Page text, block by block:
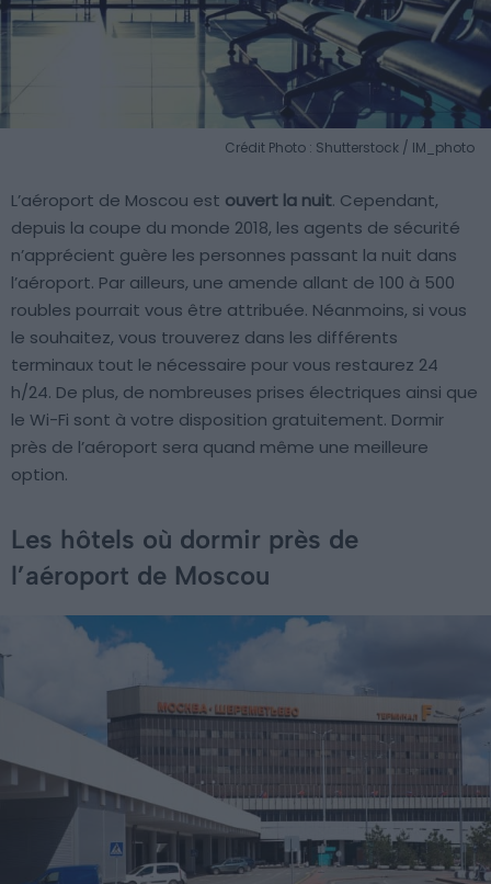
Crédit Photo : Shutterstock / IM_photo
L’aéroport de Moscou est ouvert la nuit. Cependant,
depuis la coupe du monde 2018, les agents de sécurité
n’apprécient guère les personnes passant la nuit dans
l’aéroport. Par ailleurs, une amende allant de 100 à 500
roubles pourrait vous être attribuée. Néanmoins, si vous
le souhaitez, vous trouverez dans les différents
terminaux tout le nécessaire pour vous restaurez 24
h/24. De plus, de nombreuses prises électriques ainsi que
le Wi-Fi sont à votre disposition gratuitement. Dormir
près de l’aéroport sera quand même une meilleure
option.
Les hôtels où dormir près de
l’aéroport de Moscou